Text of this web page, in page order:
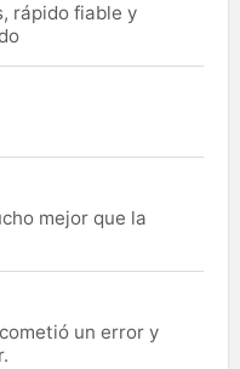
rápido fiable y
mejor que la
un error y